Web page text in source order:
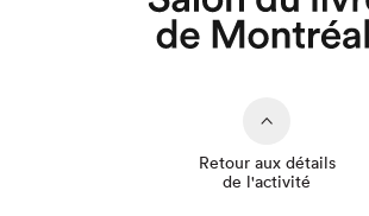
Retour aux détails
de l'activité